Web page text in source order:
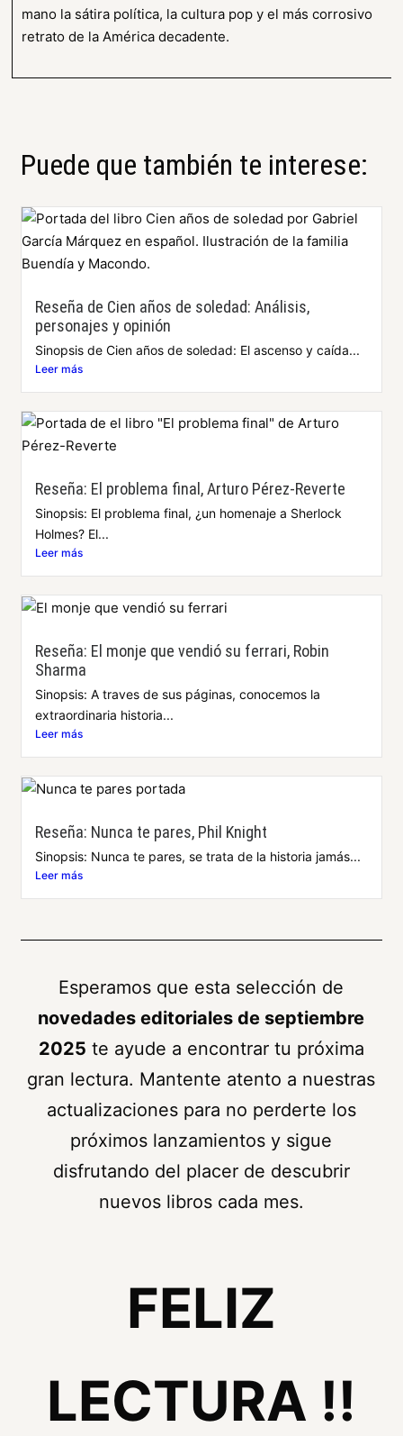
mano la sátira política, la cultura pop y el más corrosivo
retrato de la América decadente.
Puede que también te interese:
Reseña de Cien años de soledad: Análisis,
personajes y opinión
Sinopsis de Cien años de soledad: El ascenso y caída...
Leer más
Reseña: El problema final, Arturo Pérez-Reverte
Sinopsis: El problema final, ¿un homenaje a Sherlock
Holmes? El...
Leer más
Reseña: El monje que vendió su ferrari, Robin
Sharma
Sinopsis: A traves de sus páginas, conocemos la
extraordinaria historia...
Leer más
Reseña: Nunca te pares, Phil Knight
Sinopsis: Nunca te pares, se trata de la historia jamás...
Leer más
Esperamos que esta selección de
novedades editoriales de septiembre
2025 te ayude a encontrar tu próxima
gran lectura. Mantente atento a nuestras
actualizaciones para no perderte los
próximos lanzamientos y sigue
disfrutando del placer de descubrir
nuevos libros cada mes.
FELIZ
LECTURA !!